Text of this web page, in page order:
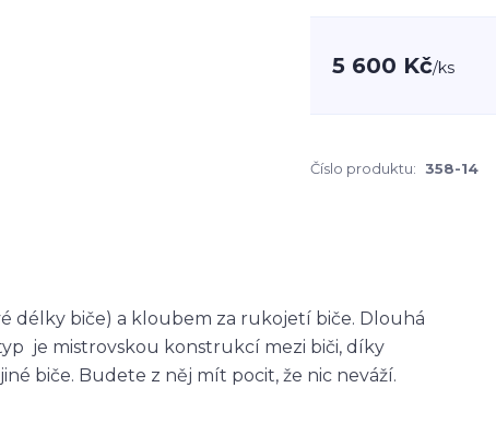
5 600 Kč/ks
Číslo produktu: 358-14
biče) a kloubem za rukojetí biče. Dlouhá
je mistrovskou konstrukcí mezi biči, díky
biče. Budete z něj mít pocit, že nic neváží.